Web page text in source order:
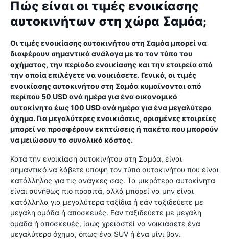
Πώς είναι οι τιμές ενοικίασης
αυτοκινήτων στη χώρα Σαμόα;
Οι τιμές ενοικίασης αυτοκινήτου στη Σαμόα μπορεί να
διαφέρουν σημαντικά ανάλογα με το τον τύπο του
οχήματος, την περίοδο ενοικίασης και την εταιρεία από
την οποία επιλέγετε να νοικιάσετε. Γενικά, οι τιμές
ενοικίασης αυτοκινήτου στη Σαμόα κυμαίνονται από
περίπου 50 USD ανά ημέρα για ένα οικονομικό
αυτοκίνητο έως 100 USD ανά ημέρα για ένα μεγαλύτερο
όχημα. Για μεγαλύτερες ενοικιάσεις, ορισμένες εταιρείες
μπορεί να προσφέρουν εκπτώσεις ή πακέτα που μπορούν
να μειώσουν το συνολικό κόστος.
Κατά την ενοικίαση αυτοκινήτου στη Σαμόα, είναι
σημαντικό να λάβετε υπόψη τον τύπο αυτοκινήτου που είναι
κατάλληλος για τις ανάγκες σας. Τα μικρότερα αυτοκίνητα
είναι συνήθως πιο προσιτά, αλλά μπορεί να μην είναι
κατάλληλα για μεγαλύτερα ταξίδια ή εάν ταξιδεύετε με
μεγάλη ομάδα ή αποσκευές. Εάν ταξιδεύετε με μεγάλη
ομάδα ή αποσκευές, ίσως χρειαστεί να νοικιάσετε ένα
μεγαλύτερο όχημα, όπως ένα SUV ή ένα μίνι βαν.